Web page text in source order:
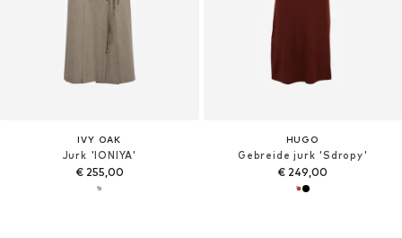
IVY OAK
Jurk 'IONIYA'
€ 255,00
HUGO
Gebreide jurk 'Sdropy'
€ 249,00